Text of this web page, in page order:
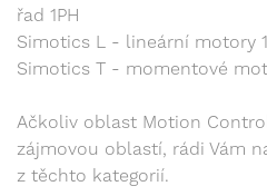
řad 1PH
Simotics L - lineární motory
Simotics T - momentové
Ačkoliv oblast Motion
zájmovou oblastí, rádi Vám
z těchto kategorií.